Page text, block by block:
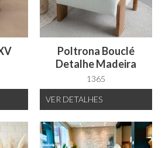
Poltrona Bouclé
Detalhe Madeira
1365
VER DETALHES